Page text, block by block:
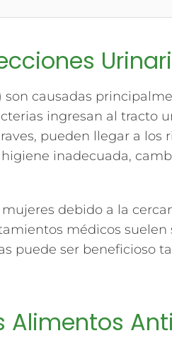
son causadas
ingresan al tracto
pueden llegar a
inadecuada,
debido a la
médicos
puede ser beneficioso
Alimentos